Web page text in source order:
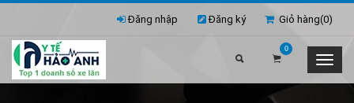
Giỏ hàng(0)
Đăng nhập Đăng ký
0